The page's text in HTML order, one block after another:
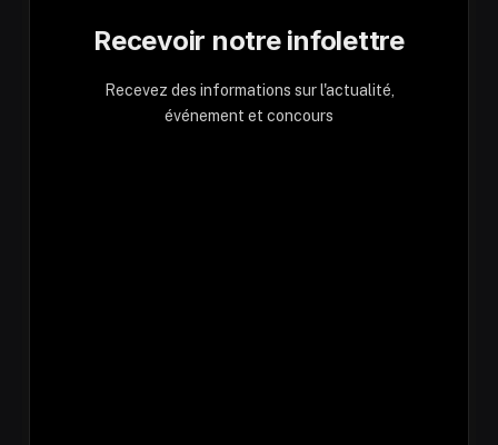
Recevoir notre infolettre
Recevez des informations sur l'actualité,
événement et concours